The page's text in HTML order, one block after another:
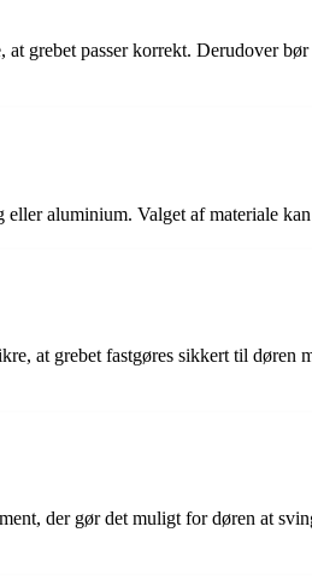
grebet passer korrekt. Derudover
aluminium. Valget af materiale
at grebet fastgøres sikkert til døren
der gør det muligt for døren at